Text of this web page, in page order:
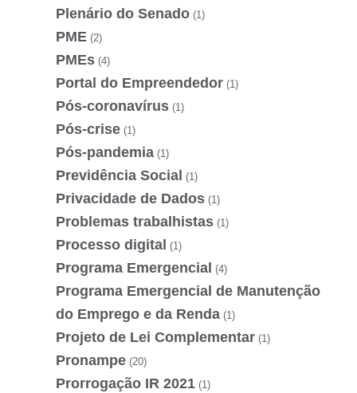
Plenário do Senado (1)
PME (2)
PMEs (4)
Portal do Empreendedor (1)
Pós-coronavírus (1)
Pós-crise (1)
Pós-pandemia (1)
Previdência Social (1)
Privacidade de Dados (1)
Problemas trabalhistas (1)
Processo digital (1)
Programa Emergencial (4)
Programa Emergencial de Manutenção
do Emprego e da Renda (1)
Projeto de Lei Complementar (1)
Pronampe (20)
Prorrogação IR 2021 (1)